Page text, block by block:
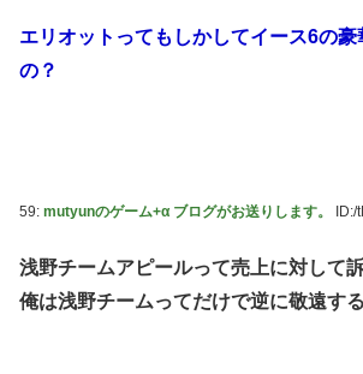
エリオットってもしかしてイース6の豪
の？
59: mutyunのゲーム+α ブログがお送りします。
浅野チームアピールって売上に対して
俺は浅野チームってだけで逆に敬遠す